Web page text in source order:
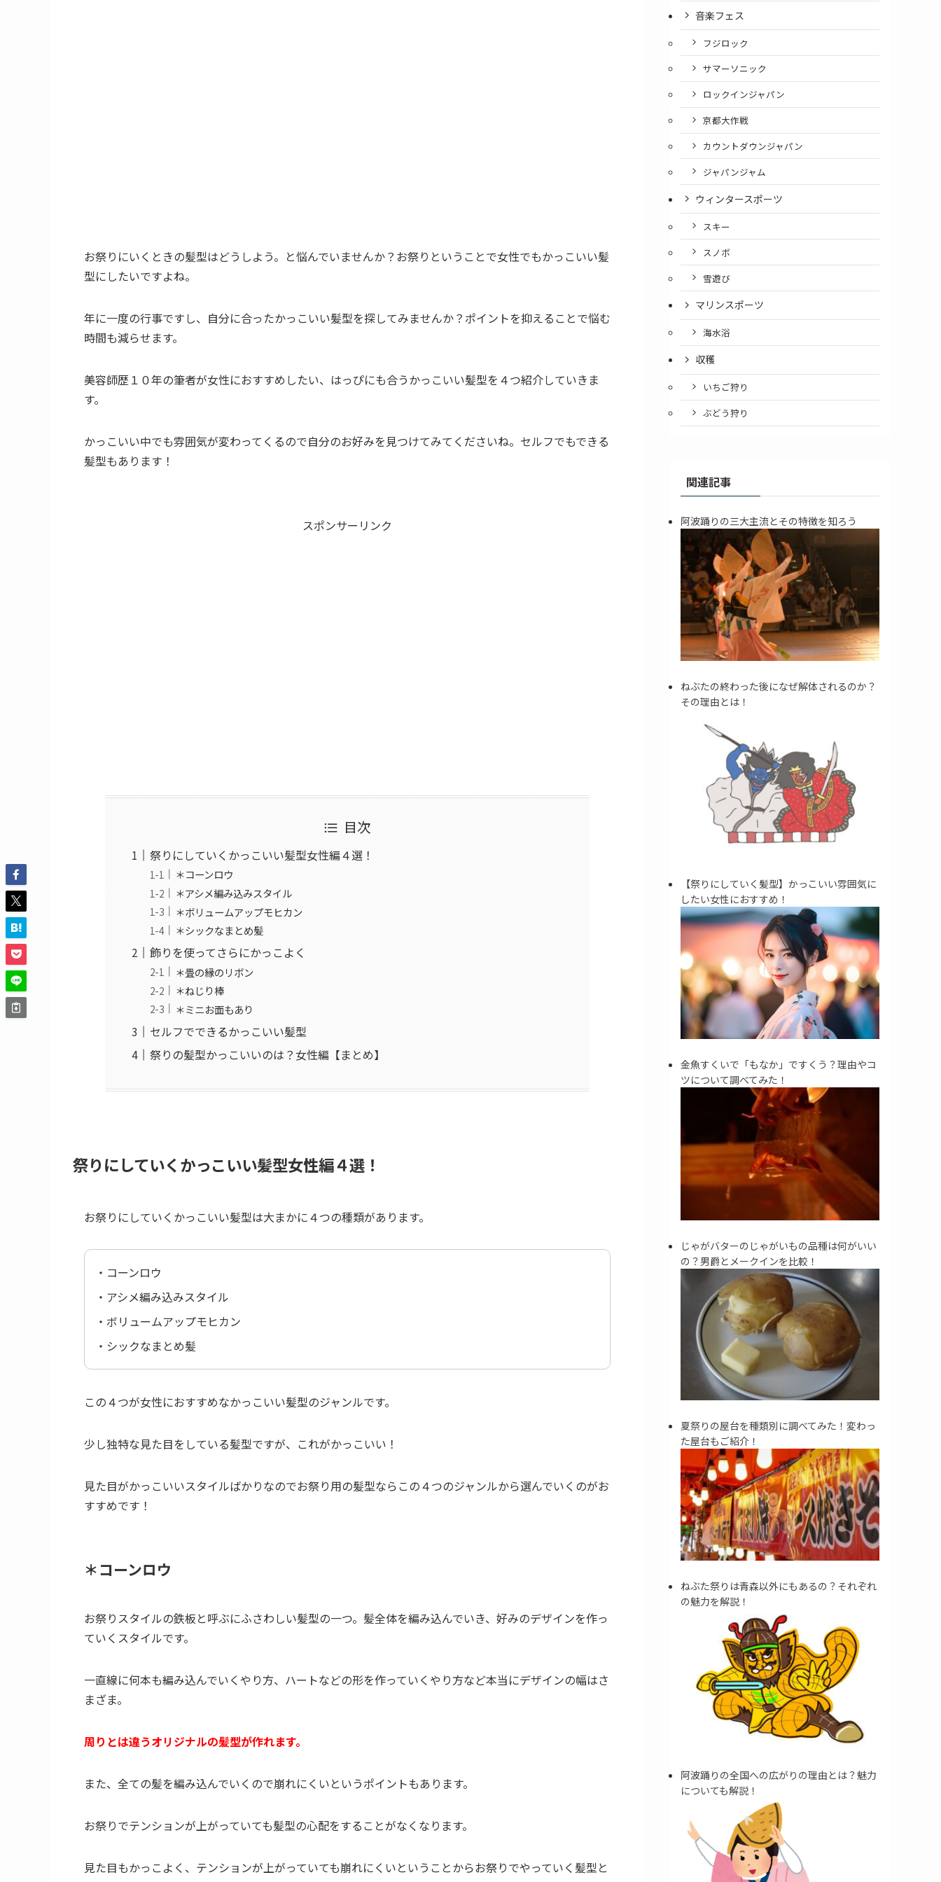
お祭りにいくときの髪型はどうしよう。と悩んでいませんか？お祭りということで女性でもかっこいい髪
型にしたいですよね。
年に一度の行事ですし、自分に合ったかっこいい髪型を探してみませんか？ポイントを抑えることで悩む
時間も減らせます。
美容師歴１０年の筆者が女性におすすめしたい、はっぴにも合うかっこいい髪型を４つ紹介していきま
す。
かっこいい中でも雰囲気が変わってくるので自分のお好みを見つけてみてくださいね。セルフでもできる
髪型もあります！
スポンサーリンク
目次
祭りにしていくかっこいい髪型女性編４選！
＊コーンロウ
＊アシメ編み込みスタイル
＊ボリュームアップモヒカン
＊シックなまとめ髪
飾りを使ってさらにかっこよく
＊畳の縁のリボン
＊ねじり棒
＊ミニお面もあり
セルフでできるかっこいい髪型
祭りの髪型かっこいいのは？女性編【まとめ】
祭りにしていくかっこいい髪型女性編４選！
お祭りにしていくかっこいい髪型は大まかに４つの種類があります。
・コーンロウ
・アシメ編み込みスタイル
・ボリュームアップモヒカン
・シックなまとめ髪
この４つが女性におすすめなかっこいい髪型のジャンルです。
少し独特な見た目をしている髪型ですが、これがかっこいい！
見た目がかっこいいスタイルばかりなのでお祭り用の髪型ならこの４つのジャンルから選んでいくのがお
すすめです！
＊コーンロウ
お祭りスタイルの鉄板と呼ぶにふさわしい髪型の一つ。髪全体を編み込んでいき、好みのデザインを作っ
ていくスタイルです。
一直線に何本も編み込んでいくやり方、ハートなどの形を作っていくやり方など本当にデザインの幅はさ
まざま。
周りとは違うオリジナルの髪型が作れます。
また、全ての髪を編み込んでいくので崩れにくいというポイントもあります。
お祭りでテンションが上がっていても髪型の心配をすることがなくなります。
見た目もかっこよく、テンションが上がっていても崩れにくいということからお祭りでやっていく髪型と
音楽フェス
フジロック
サマーソニック
ロックインジャパン
京都大作戦
カウントダウンジャパン
ジャパンジャム
ウィンタースポーツ
スキー
スノボ
雪遊び
マリンスポーツ
海水浴
収穫
いちご狩り
ぶどう狩り
関連記事
阿波踊りの三大主流とその特徴を知ろう
ねぶたの終わった後になぜ解体されるのか？
その理由とは！
【祭りにしていく髪型】かっこいい雰囲気に
したい女性におすすめ！
金魚すくいで「もなか」ですくう？理由やコ
ツについて調べてみた！
じゃがバターのじゃがいもの品種は何がいい
の？男爵とメークインを比較！
夏祭りの屋台を種類別に調べてみた！変わっ
た屋台もご紹介！
ねぶた祭りは青森以外にもあるの？それぞれ
の魅力を解説！
阿波踊りの全国への広がりの理由とは？魅力
についても解説！